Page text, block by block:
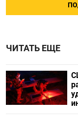
ЧИТАТЬ ЕЩЕ